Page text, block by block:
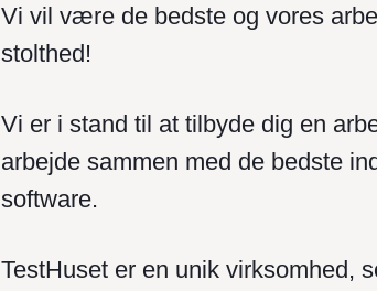
Vi vil være de bedste og vores
stolthed!
Vi er i stand til at tilbyde dig en
arbejde sammen med de bedste
software.
TestHuset er en unik virksomhed,